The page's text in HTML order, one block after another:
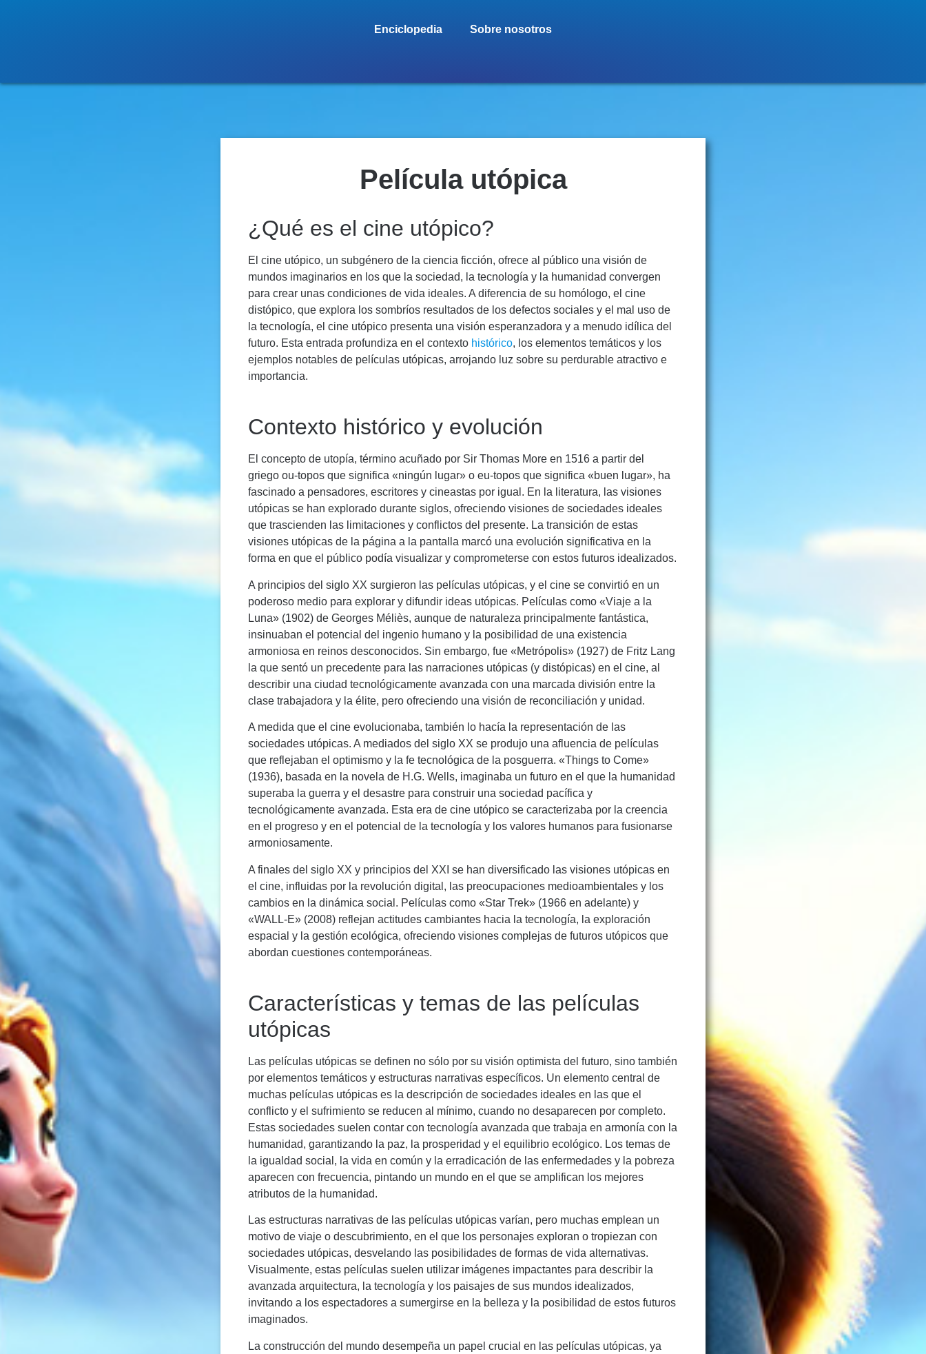
Enciclopedia Sobre nosotros
Película utópica
¿Qué es el cine utópico?
El cine utópico, un subgénero de la ciencia ficción, ofrece al público una visión de
mundos imaginarios en los que la sociedad, la tecnología y la humanidad convergen
para crear unas condiciones de vida ideales. A diferencia de su homólogo, el cine
distópico, que explora los sombríos resultados de los defectos sociales y el mal uso de
la tecnología, el cine utópico presenta una visión esperanzadora y a menudo idílica del
futuro. Esta entrada profundiza en el contexto histórico, los elementos temáticos y los
ejemplos notables de películas utópicas, arrojando luz sobre su perdurable atractivo e
importancia.
Contexto histórico y evolución
El concepto de utopía, término acuñado por Sir Thomas More en 1516 a partir del
griego ou-topos que significa «ningún lugar» o eu-topos que significa «buen lugar», ha
fascinado a pensadores, escritores y cineastas por igual. En la literatura, las visiones
utópicas se han explorado durante siglos, ofreciendo visiones de sociedades ideales
que trascienden las limitaciones y conflictos del presente. La transición de estas
visiones utópicas de la página a la pantalla marcó una evolución significativa en la
forma en que el público podía visualizar y comprometerse con estos futuros idealizados.
A principios del siglo XX surgieron las películas utópicas, y el cine se convirtió en un
poderoso medio para explorar y difundir ideas utópicas. Películas como «Viaje a la
Luna» (1902) de Georges Méliès, aunque de naturaleza principalmente fantástica,
insinuaban el potencial del ingenio humano y la posibilidad de una existencia
armoniosa en reinos desconocidos. Sin embargo, fue «Metrópolis» (1927) de Fritz Lang
la que sentó un precedente para las narraciones utópicas (y distópicas) en el cine, al
describir una ciudad tecnológicamente avanzada con una marcada división entre la
clase trabajadora y la élite, pero ofreciendo una visión de reconciliación y unidad.
A medida que el cine evolucionaba, también lo hacía la representación de las
sociedades utópicas. A mediados del siglo XX se produjo una afluencia de películas
que reflejaban el optimismo y la fe tecnológica de la posguerra. «Things to Come»
(1936), basada en la novela de H.G. Wells, imaginaba un futuro en el que la humanidad
superaba la guerra y el desastre para construir una sociedad pacífica y
tecnológicamente avanzada. Esta era de cine utópico se caracterizaba por la creencia
en el progreso y en el potencial de la tecnología y los valores humanos para fusionarse
armoniosamente.
A finales del siglo XX y principios del XXI se han diversificado las visiones utópicas en
el cine, influidas por la revolución digital, las preocupaciones medioambientales y los
cambios en la dinámica social. Películas como «Star Trek» (1966 en adelante) y
«WALL-E» (2008) reflejan actitudes cambiantes hacia la tecnología, la exploración
espacial y la gestión ecológica, ofreciendo visiones complejas de futuros utópicos que
abordan cuestiones contemporáneas.
Características y temas de las películas
utópicas
Las películas utópicas se definen no sólo por su visión optimista del futuro, sino también
por elementos temáticos y estructuras narrativas específicos. Un elemento central de
muchas películas utópicas es la descripción de sociedades ideales en las que el
conflicto y el sufrimiento se reducen al mínimo, cuando no desaparecen por completo.
Estas sociedades suelen contar con tecnología avanzada que trabaja en armonía con la
humanidad, garantizando la paz, la prosperidad y el equilibrio ecológico. Los temas de
la igualdad social, la vida en común y la erradicación de las enfermedades y la pobreza
aparecen con frecuencia, pintando un mundo en el que se amplifican los mejores
atributos de la humanidad.
Las estructuras narrativas de las películas utópicas varían, pero muchas emplean un
motivo de viaje o descubrimiento, en el que los personajes exploran o tropiezan con
sociedades utópicas, desvelando las posibilidades de formas de vida alternativas.
Visualmente, estas películas suelen utilizar imágenes impactantes para describir la
avanzada arquitectura, la tecnología y los paisajes de sus mundos idealizados,
invitando a los espectadores a sumergirse en la belleza y la posibilidad de estos futuros
imaginados.
La construcción del mundo desempeña un papel crucial en las películas utópicas, ya